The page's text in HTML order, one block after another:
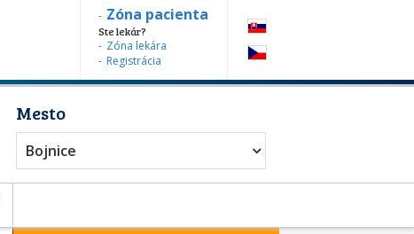
Zóna pacienta
Ste lekár?
Zóna lekára
Registrácia
Mesto
Bojnice